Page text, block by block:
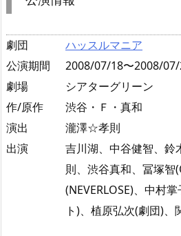
劇団
ハッスルマニア
公演期間
2008/07/18〜2008/07/
劇場
シアターグリーン
作/原作
渋谷・Ｆ・真和
演出
瀧澤☆孝則
出演
吉川湖、中谷健智、鈴
則、渋谷真和、冨塚智
(NEVERLOSE)、中村
ト)、植原弘次(劇団)